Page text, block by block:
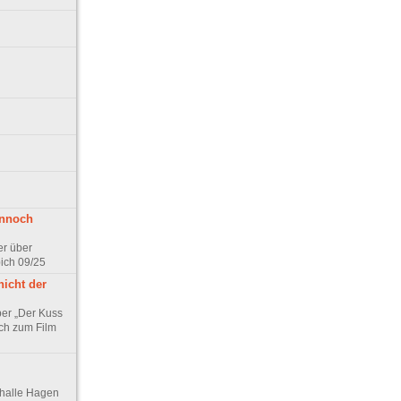
über
09/25
der
„Der Kuss
zum Film
Hagen